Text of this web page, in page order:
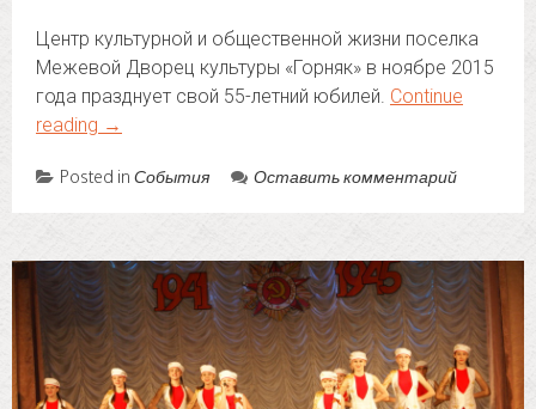
Центр культурной и общественной жизни поселка
Межевой Дворец культуры «Горняк» в ноябре 2015
года празднует свой 55-летний юбилей. Continue
reading →
Posted in События Оставить комментарий